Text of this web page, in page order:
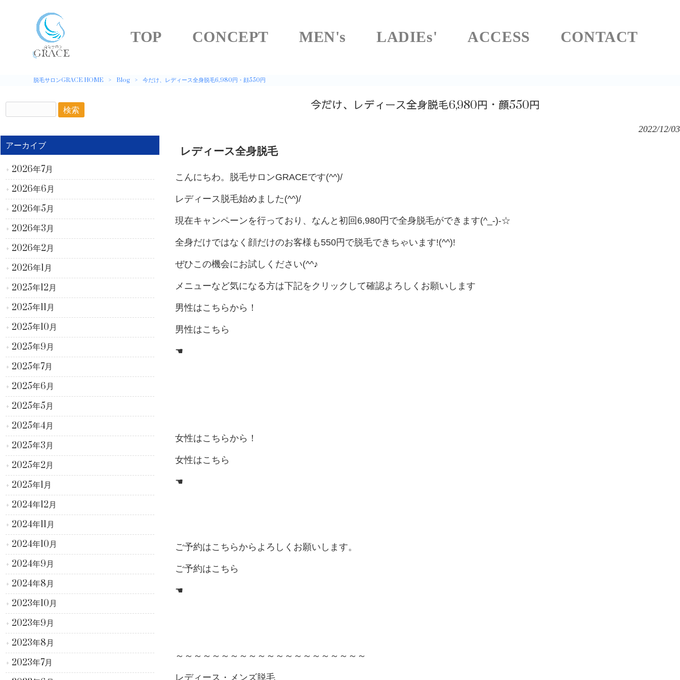
TOP CONCEPT MEN's LADIEs' ACCESS CONTACT
脱毛サロンGRACE HOME > Blog > 今だけ、レディース全身脱毛6,980円・顔550円
今だけ、レディース全身脱毛6,980円・顔550円
2022/12/03
レディース全身脱毛
こんにちわ。脱毛サロンGRACEです(^^)/
レディース脱毛始めました(^^)/
現在キャンペーンを行っており、なんと初回6,980円で全身脱毛ができます(^_-)-☆
全身だけではなく顔だけのお客様も550円で脱毛できちゃいます!(^^)!
ぜひこの機会にお試しください(^^♪
メニューなど気になる方は下記をクリックして確認よろしくお願いします
男性はこちらから！
男性はこちら
☚
女性はこちらから！
女性はこちら
☚
ご予約はこちらからよろしくお願いします。
ご予約はこちら
☚
～～～～～～～～～～～～～～～～～～～～～
レディース・メンズ脱毛
アーカイブ
2026年7月
2026年6月
2026年5月
2026年3月
2026年2月
2026年1月
2025年12月
2025年11月
2025年10月
2025年9月
2025年7月
2025年6月
2025年5月
2025年4月
2025年3月
2025年2月
2025年1月
2024年12月
2024年11月
2024年10月
2024年9月
2024年8月
2023年10月
2023年9月
2023年8月
2023年7月